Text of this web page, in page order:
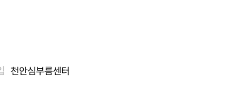
천안심부름센터